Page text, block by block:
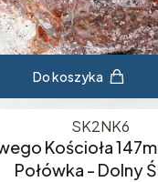
Do koszyka
SK2NK6
Kościoła
Połówka - Dolny